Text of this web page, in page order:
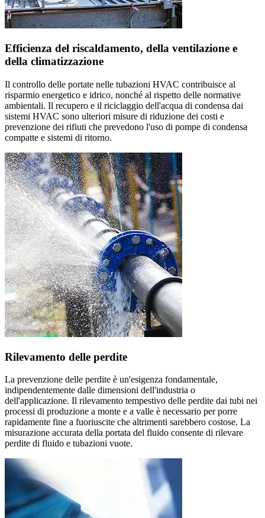
Efficienza del riscaldamento, della ventilazione e
della climatizzazione
Il controllo delle portate nelle tubazioni HVAC contribuisce al
risparmio energetico e idrico, nonché al rispetto delle normative
ambientali. Il recupero e il riciclaggio dell'acqua di condensa dai
sistemi HVAC sono ulteriori misure di riduzione dei costi e
prevenzione dei rifiuti che prevedono l'uso di pompe di condensa
compatte e sistemi di ritorno.
Rilevamento delle perdite
La prevenzione delle perdite è un'esigenza fondamentale,
indipendentemente dalle dimensioni dell'industria o
dell'applicazione. Il rilevamento tempestivo delle perdite dai tubi nei
processi di produzione a monte e a valle è necessario per porre
rapidamente fine a fuoriuscite che altrimenti sarebbero costose. La
misurazione accurata della portata del fluido consente di rilevare
perdite di fluido e tubazioni vuote.